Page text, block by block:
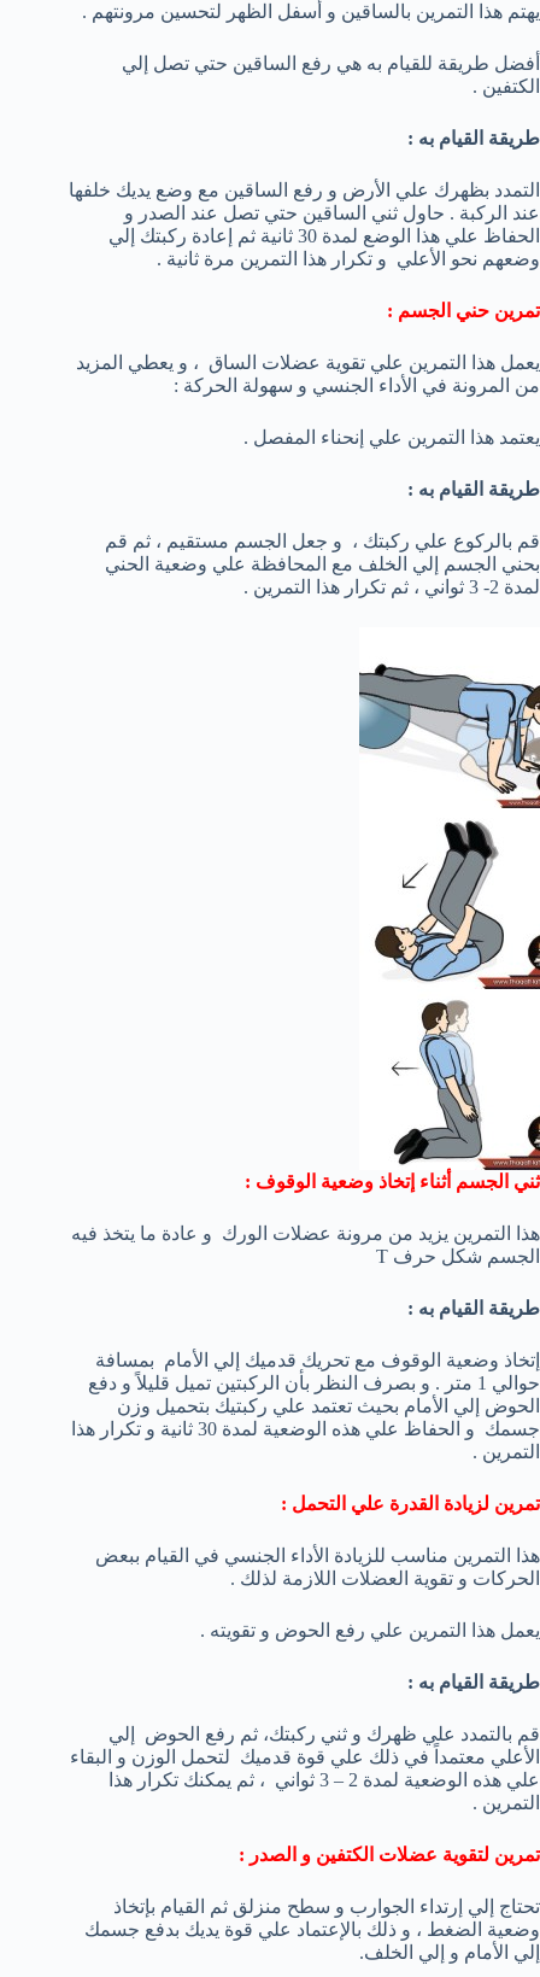
يهتم هذا التمرين بالساقين و أسفل الظهر لتحسين مرونتهم .
أفضل طريقة للقيام به هي رفع الساقين حتي تصل إلي
الكتفين .
طريقة القيام به :
التمدد بظهرك علي الأرض و رفع الساقين مع وضع يديك خلفها
عند الركبة . حاول ثني الساقين حتي تصل عند الصدر و
الحفاظ علي هذا الوضع لمدة 30 ثانية ثم إعادة ركبتك إلي
وضعهم نحو الأعلي و تكرار هذا التمرين مرة ثانية .
تمرين حني الجسم :
يعمل هذا التمرين علي تقوية عضلات الساق ، و يعطي المزيد
من المرونة في الأداء الجنسي و سهولة الحركة :
يعتمد هذا التمرين علي إنحناء المفصل .
طريقة القيام به :
قم بالركوع علي ركبتك ، و جعل الجسم مستقيم ، ثم قم
بحني الجسم إلي الخلف مع المحافظة علي وضعية الحني
لمدة 2- 3 ثواني ، ثم تكرار هذا التمرين .
ثني الجسم أثناء إتخاذ وضعية الوقوف :
هذا التمرين يزيد من مرونة عضلات الورك و عادة ما يتخذ فيه
الجسم شكل حرف T
طريقة القيام به :
إتخاذ وضعية الوقوف مع تحريك قدميك إلي الأمام بمسافة
حوالي 1 متر . و بصرف النظر بأن الركبتين تميل قليلاً و دفع
الحوض إلي الأمام بحيث تعتمد علي ركبتيك بتحميل وزن
جسمك و الحفاظ علي هذه الوضعية لمدة 30 ثانية و تكرار هذا
التمرين .
تمرين لزيادة القدرة علي التحمل :
هذا التمرين مناسب للزيادة الأداء الجنسي في القيام ببعض
الحركات و تقوية العضلات اللازمة لذلك .
يعمل هذا التمرين علي رفع الحوض و تقويته .
طريقة القيام به :
قم بالتمدد علي ظهرك و ثني ركبتك، ثم رفع الحوض إلي
الأعلي معتمداً في ذلك علي قوة قدميك لتحمل الوزن و البقاء
علي هذه الوضعية لمدة 2 – 3 ثواني ، ثم يمكنك تكرار هذا
التمرين .
تمرين لتقوية عضلات الكتفين و الصدر :
تحتاج إلي إرتداء الجوارب و سطح منزلق ثم القيام بإتخاذ
وضعية الضغط ، و ذلك بالإعتماد علي قوة يديك بدفع جسمك
إلي الأمام و إلي الخلف.